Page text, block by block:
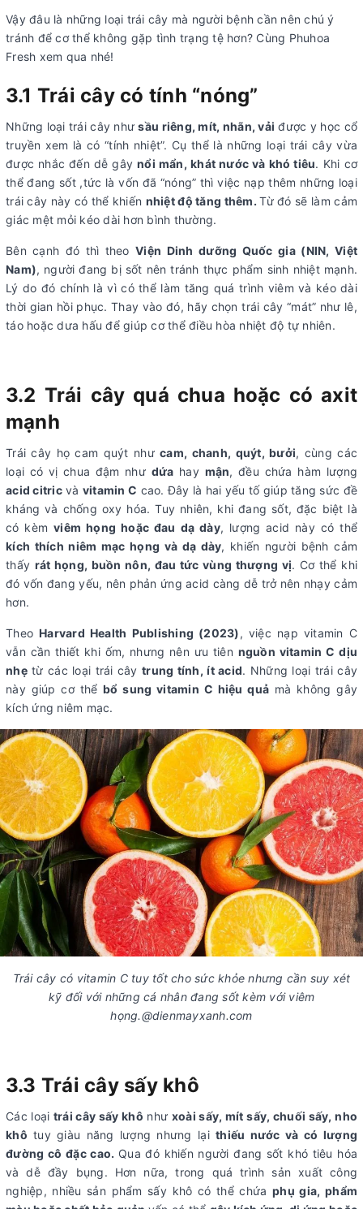
Vậy đâu là những loại trái cây mà người bệnh cần nên chú ý
tránh để cơ thể không gặp tình trạng tệ hơn? Cùng Phuhoa
Fresh xem qua nhé!
3.1 Trái cây có tính “nóng”
Những loại trái cây nhưsầu riêng, mít, nhãn, vải được y học cổ
truyền xem là có “tính nhiệt”. Cụ thể là những loại trái cây vừa
được nhắc đến dễ gâynổi mẩn, khát nước và khó tiêu. Khi cơ
thể đang sốt ,tức là vốn đã “nóng” thì việc nạp thêm những loại
trái cây này có thể khiến nhiệt độ tăng thêm.Từ đó sẽ làm cảm
giác mệt mỏi kéo dài hơn bình thường.
Bên cạnh đó thì theoViện Dinh dưỡng Quốc gia (NIN, Việt
Nam), người đang bị sốt nên tránh thực phẩm sinh nhiệt mạnh.
Lý do đó chính là vì có thể làm tăng quá trình viêm và kéo dài
thời gian hồi phục. Thay vào đó, hãy chọn trái cây “mát” như lê,
táo hoặc dưa hấu để giúp cơ thể điều hòa nhiệt độ tự nhiên.
3.2 Trái cây quá chua hoặc có axit
mạnh
Trái cây họ cam quýt nhưcam, chanh, quýt, bưởi, cùng các
loại có vị chua đậm như dứa hay mận, đều chứa hàm lượng
acid citricvà vitamin C cao. Đây là hai yếu tố giúp tăng sức đề
kháng và chống oxy hóa. Tuy nhiên, khi đang sốt, đặc biệt là
có kèmviêm họng hoặc đau dạ dày, lượng acid này có thể
kích thích niêm mạc họng và dạ dày, khiến người bệnh cảm
thấy rát họng, buồn nôn, đau tức vùng thượng vị. Cơ thể khi
đó vốn đang yếu, nên phản ứng acid càng dễ trở nên nhạy cảm
hơn.
TheoHarvard Health Publishing (2023), việc nạp vitamin C
vẫn cần thiết khi ốm, nhưng nên ưu tiên nguồn vitamin C dịu
nhẹtừ các loại trái câytrung tính, ít acid. Những loại trái cây
này giúp cơ thểbổ sung vitamin C hiệu quả mà không gây
kích ứng niêm mạc.
Trái cây có vitamin C tuy tốt cho sức khỏe nhưng cần suy xét
kỹ đối với những cá nhân đang sốt kèm với viêm
họng.@dienmayxanh.com
3.3 Trái cây sấy khô
Các loại trái cây sấy khô như xoài sấy, mít sấy, chuối sấy, nho
khô tuy giàu năng lượng nhưng lạithiếu nước và có lượng
đường cô đặc cao. Qua đó khiến người đang sốt khó tiêu hóa
và dễ đầy bụng. Hơn nữa, trong quá trình sản xuất công
nghiệp, nhiều sản phẩm sấy khô có thể chứaphụ gia, phẩm